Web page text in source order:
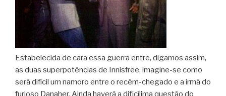
Estabelecida de cara essa guerra entre, digamos assim,
as duas superpotências de Innisfree, imagine-se como
será difícil um namoro entre o recém-chegado e a irmã do
furioso Danaher. Ainda haverá a dificílima questão do